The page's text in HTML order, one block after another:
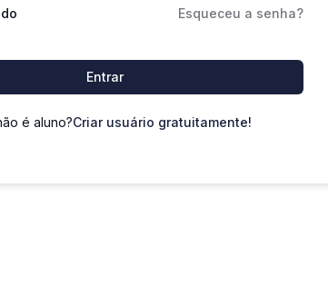
Esqueceu a senha?
Entrar
é aluno?Criar usuário gratuitamente!